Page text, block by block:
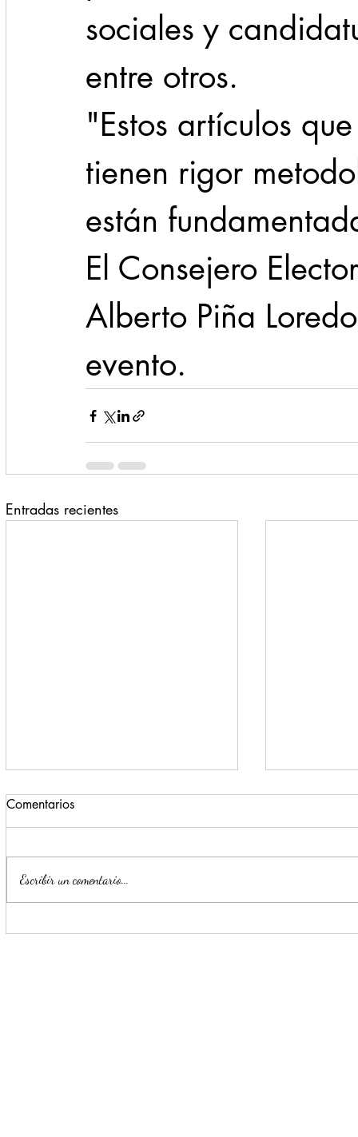
sociales y
entre otros.
"Estos artículos
tienen rigor
están
El Consejero
Alberto Piña
evento.
Entradas recientes
Estrategia Escudo permite
Llama
Comentarios
Escribir un comentario...